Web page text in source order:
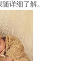
详细了解。